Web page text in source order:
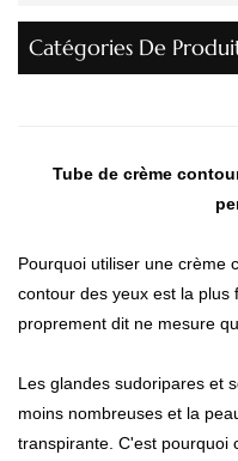
Catégories De
Tube de crème
Pourquoi utiliser une crème
contour des yeux est la plus
proprement dit ne mesure
Les glandes sudoripares et
moins nombreuses et la
transpirante. C'est pourquoi